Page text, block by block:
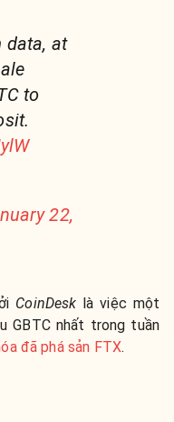
data, at
to
22,
CoinDesk là việc một
GBTC nhất trong tuần
đã phá sản FTX.